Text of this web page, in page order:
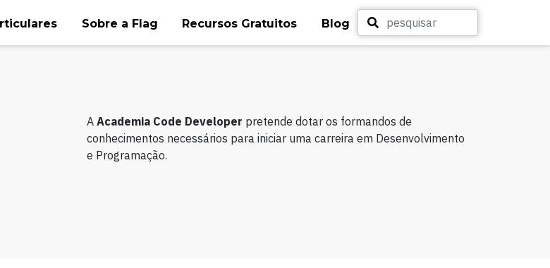
Sobre a Flag Recursos Gratuitos Blog
A Academia Code Developer pretende dotar os formandos de
conhecimentos necessários para iniciar uma carreira em Desenvolvimento
e Programação.